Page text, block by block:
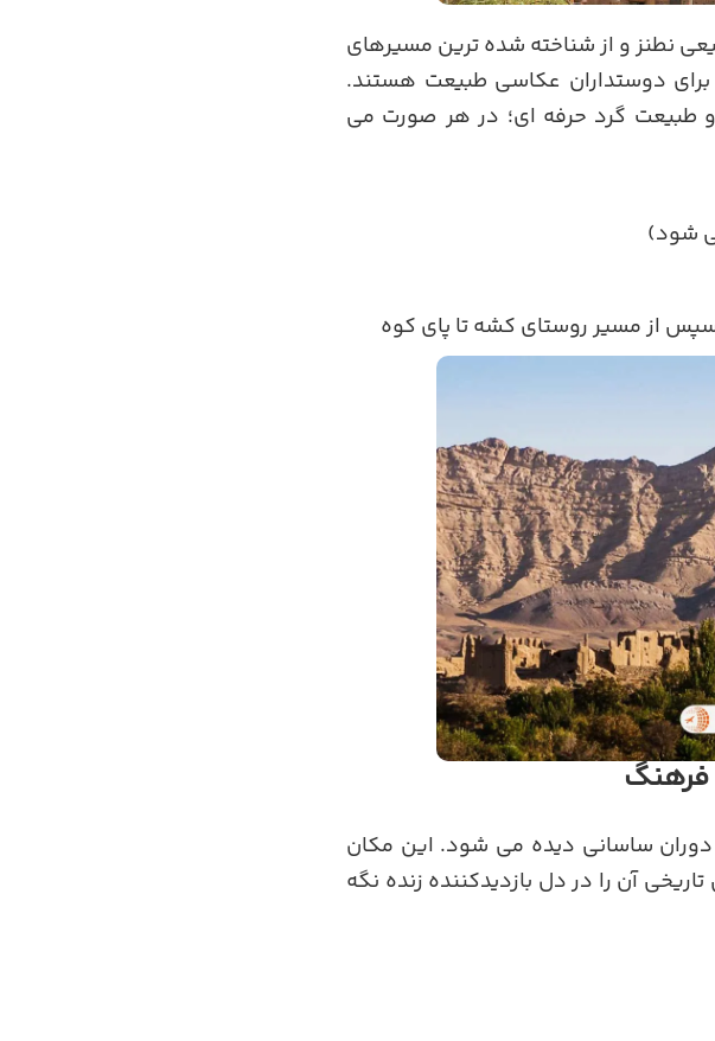
از جاذبه های طبیعی نطنز و از شناخته شده ترین مسیرهای
برای دوستداران عکاسی طبیعت هستند.
طبیعت گرد حرفه ای؛ در هر صورت می
شود)
از مسیر روستای کشه تا پای کوه
فرهنگ
دوران ساسانی دیده می شود. این مکان
آن را در دل بازدیدکننده زنده نگه